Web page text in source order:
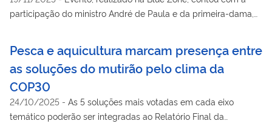
participação do ministro André de Paula e da primeira-dama,
Pesca e aquicultura marcam presença entre
as soluções do mutirão pelo clima da
COP30
24/10/2025 - As 5 soluções mais votadas em cada eixo
temático poderão ser integradas ao Relatório Final da